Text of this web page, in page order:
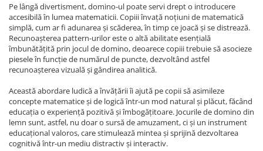
Pe lângă divertisment, domino-ul poate servi drept o introducere
accesibilă în lumea matematicii. Copiii învață noțiuni de matematică
simplă, cum ar fi adunarea și scăderea, în timp ce joacă și se distrează.
Recunoașterea pattern-urilor este o altă abilitate esențială
îmbunătățită prin jocul de domino, deoarece copiii trebuie să asocieze
piesele în funcție de numărul de puncte, dezvoltând astfel
recunoașterea vizuală și gândirea analitică.
Această abordare ludică a învățării îi ajută pe copii să asimileze
concepte matematice și de logică într-un mod natural și plăcut, făcând
educația o experiență pozitivă și îmbogățitoare. Jocurile de domino din
lemn sunt, astfel, nu doar o sursă de amuzament, ci și un instrument
educațional valoros, care stimulează mintea și sprijină dezvoltarea
cognitivă într-un mediu distractiv și interactiv.